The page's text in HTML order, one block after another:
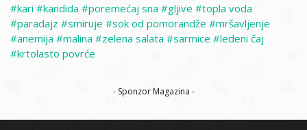
kari kandida poremećaj sna gljive
topla voda
paradajz
smiruje sok od pomorandže
mršavljenje
anemija
malina zelena salata sarmice
ledeni čaj
krtolasto povrće
- Sponzor Magazina -